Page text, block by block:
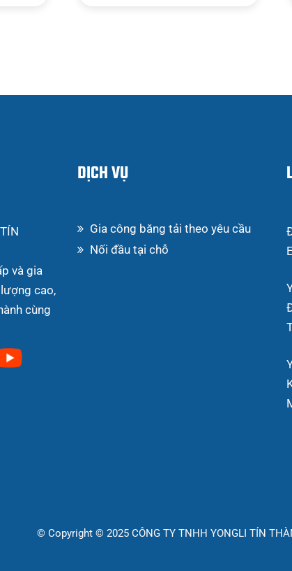
và gia
cao,
cùng
DỊCH VỤ
Gia công băng tải theo yêu cầu
Nối đầu tại chỗ
© Copyright © 2025 CÔNG TY TNHH YONGLI TÍN